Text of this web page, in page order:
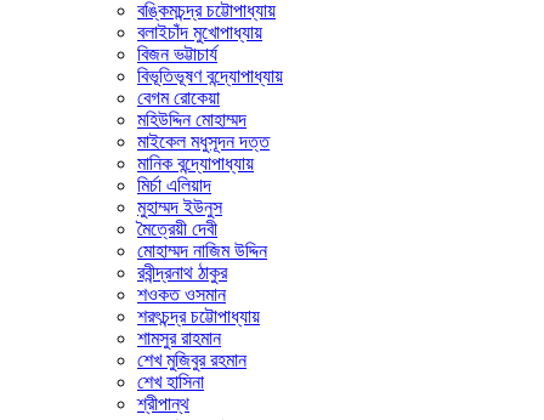
বঙ্কিমচন্দ্র চট্টোপাধ্যায়
বলাইচাঁদ মুখোপাধ্যায়
বিজন ভট্টাচার্য
বিভূতিভূষণ বন্দ্যোপাধ্যায়
বেগম রোকেয়া
মহিউদ্দিন মোহাম্মদ
মাইকেল মধুসূদন দত্ত
মানিক বন্দ্যোপাধ্যায়
মির্চা এলিয়াদ
মুহাম্মদ ইউনুস
মৈত্রেয়ী দেবী
মোহাম্মদ নাজিম উদ্দিন
রবীন্দ্রনাথ ঠাকুর
শওকত ওসমান
শরৎচন্দ্র চট্টোপাধ্যায়
শামসুর রাহমান
শেখ মুজিবুর রহমান
শেখ হাসিনা
শ্রীপান্থ